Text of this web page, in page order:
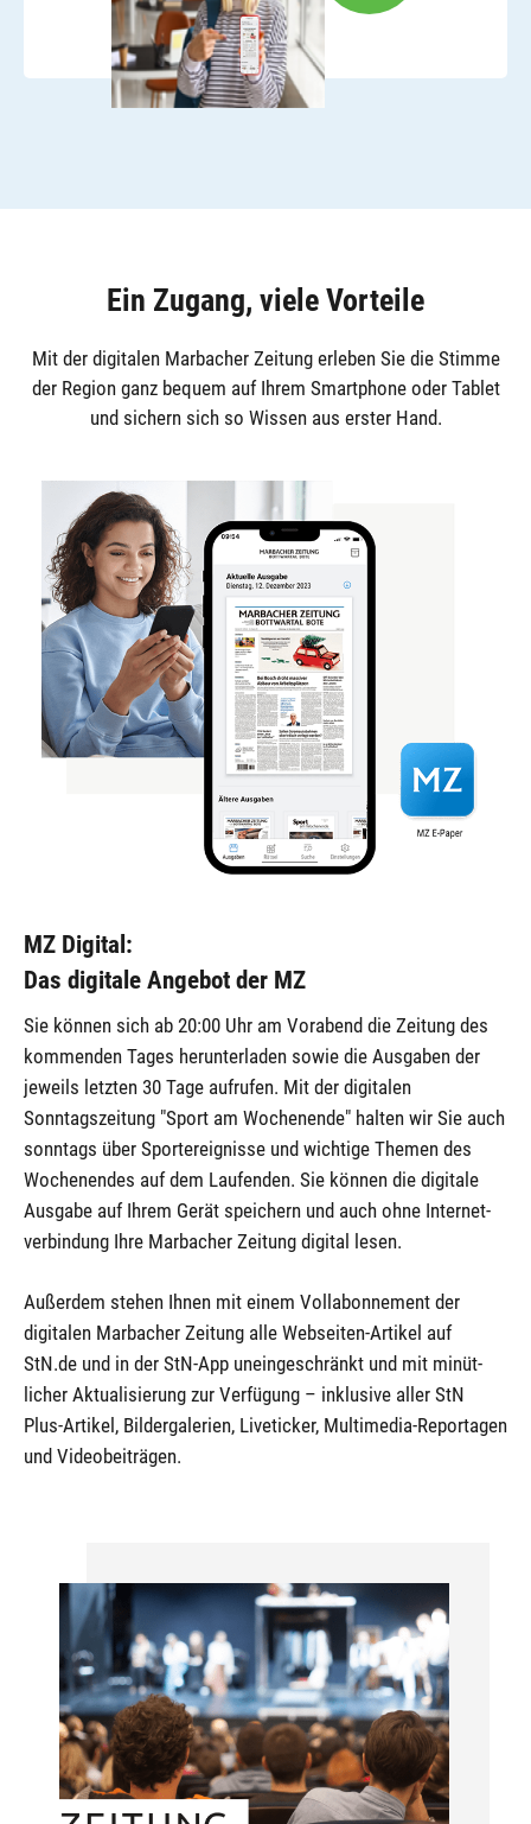
Ein Zugang, viele Vorteile
Mit der digitalen Marbacher Zeitung erleben Sie die Stimme
der Region ganz bequem auf Ihrem Smartphone oder Tablet
und sichern sich so Wissen aus erster Hand.
MZ Digital:
Das digitale Angebot der MZ
Sie können sich ab 20:00 Uhr am Vorabend die Zeitung des
kommenden Tages herunterladen sowie die Ausgaben der
jeweils letzten 30 Tage aufrufen. Mit der digitalen
Sonntagszeitung "Sport am Wochenende" halten wir Sie auch
sonntags über Sportereignisse und wichtige Themen des
Wochenendes auf dem Laufenden. Sie können die digitale
Aus­gabe auf Ihrem Gerät speichern und auch ohne Internet­
ver­bin­dung Ihre Marbacher Zeitung digital lesen.
Außerdem stehen Ihnen mit einem Vollabonnement der
digitalen Marbacher Zeitung alle Webseiten-Artikel auf
StN.de und in der StN-App un­einge­schränkt und mit minüt­
licher Aktuali­sierung zur Ver­fügung – inklu­sive aller StN
Plus-Artikel, Bilder­galerien, Live­ticker, Multi­media-Reportagen
und Video­beiträgen.